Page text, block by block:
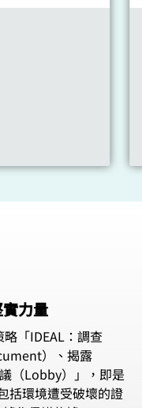
力量
「IDEAL：調查
）、揭露
（Lobby）」，即是
括環境遭受破壞的證